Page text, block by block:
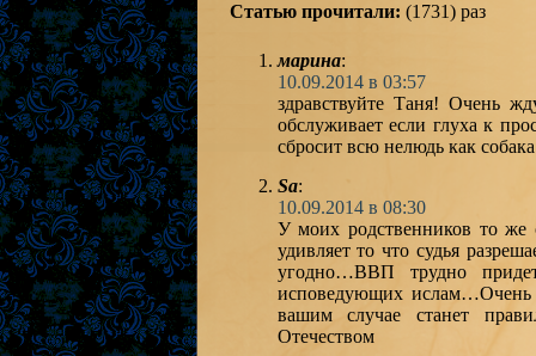
Статью прочитали: (1731) раз
марина:
10.09.2014 в 03:57
здравствуйте Таня! Очень
обслуживает если глуха к
сбросит всю нелюдь как
Sa:
10.09.2014 в 08:30
У моих родственников то же
удивляет то что судья
угодно…ВВП трудно
исповедующих ислам…Очень
вашим случае станет
Отечеством